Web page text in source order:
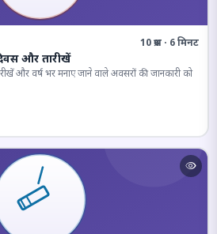
10 प्रश्न · 6 मिनट
और तारीखें
और वर्ष भर मनाए जाने वाले अवसरों की जानकारी को